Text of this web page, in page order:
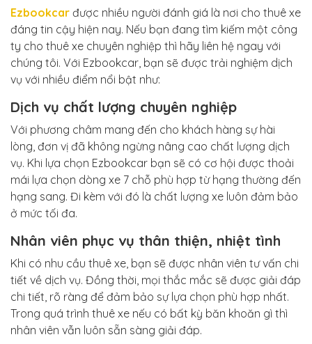
Ezbookcar được nhiều người đánh giá là nơi cho thuê xe
đáng tin cậy hiện nay. Nếu bạn đang tìm kiếm một công
ty cho thuê xe chuyên nghiệp thì hãy liên hệ ngay với
chúng tôi. Với Ezbookcar, bạn sẽ được trải nghiệm dịch
vụ với nhiều điểm nổi bật như:
Dịch vụ chất lượng chuyên nghiệp
Với phương châm mang đến cho khách hàng sự hài
lòng, đơn vị đã không ngừng nâng cao chất lượng dịch
vụ. Khi lựa chọn Ezbookcar bạn sẽ có cơ hội được thoải
mái lựa chọn dòng xe 7 chỗ phù hợp từ hạng thường đến
hạng sang. Đi kèm với đó là chất lượng xe luôn đảm bảo
ở mức tối đa.
Nhân viên phục vụ thân thiện, nhiệt tình
Khi có nhu cầu thuê xe, bạn sẽ được nhân viên tư vấn chi
tiết về dịch vụ. Đồng thời, mọi thắc mắc sẽ được giải đáp
chi tiết, rõ ràng để đảm bảo sự lựa chọn phù hợp nhất.
Trong quá trình thuê xe nếu có bất kỳ băn khoăn gì thì
nhân viên vẫn luôn sẵn sàng giải đáp.